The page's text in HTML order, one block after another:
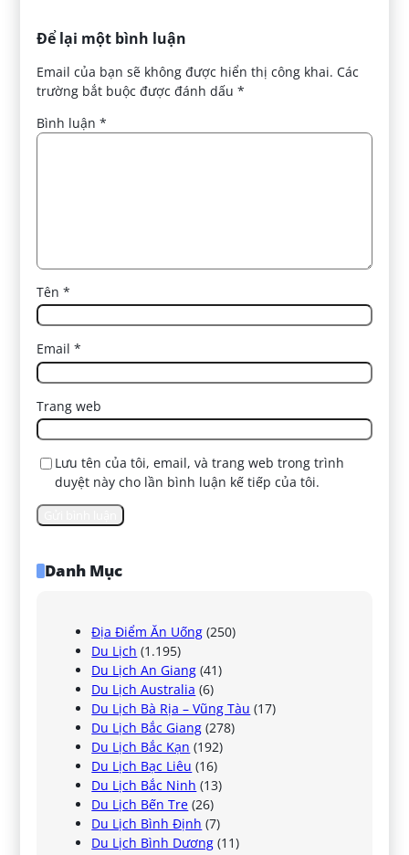
Để lại một bình luận
Email của bạn sẽ không được hiển thị công khai. Các
trường bắt buộc được đánh dấu*
Bình luận*
Tên*
Email*
Trang web
Lưu tên của tôi, email, và trang web trong trình
duyệt này cho lần bình luận kế tiếp của tôi.
Danh Mục
Địa Điểm Ăn Uống (250)
Du Lịch (1.195)
Du Lịch An Giang (41)
Du Lịch Australia (6)
Du Lịch Bà Rịa – Vũng Tàu (17)
Du Lịch Bắc Giang (278)
Du Lịch Bắc Kạn (192)
Du Lịch Bạc Liêu (16)
Du Lịch Bắc Ninh (13)
Du Lịch Bến Tre (26)
Du Lịch Bình Định (7)
Du Lịch Bình Dương (11)